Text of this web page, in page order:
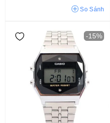
So Sánh
-15%